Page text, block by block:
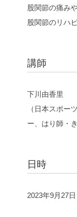
股関節の痛み
股関節のリハ
講師
下川由香里
（日本スポー
ー、はり師・
日時
2023年9月27